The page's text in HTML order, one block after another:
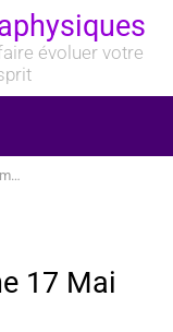
évoluer votre
17 Mai